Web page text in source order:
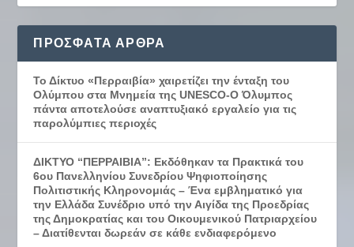
ΠΡΌΣΦΑΤΑ ΆΡΘΡΑ
Το Δίκτυο «Περραιβία» χαιρετίζει την ένταξη του
Ολύμπου στα Μνημεία της UNESCO-Ο Όλυμπος
πάντα αποτελούσε αναπτυξιακό εργαλείο για τις
παρολύμπιες περιοχές
ΔΙΚΤΥΟ “ΠΕΡΡΑΙΒΙΑ”: Εκδόθηκαν τα Πρακτικά του
6ου Πανελληνίου Συνεδρίου Ψηφιοποίησης
Πολιτιστικής Κληρονομιάς – Ένα εμβληματικό για
την Ελλάδα Συνέδριο υπό την Αιγίδα της Προεδρίας
της Δημοκρατίας και του Οικουμενικού Πατριαρχείου
– Διατίθενται δωρεάν σε κάθε ενδιαφερόμενο